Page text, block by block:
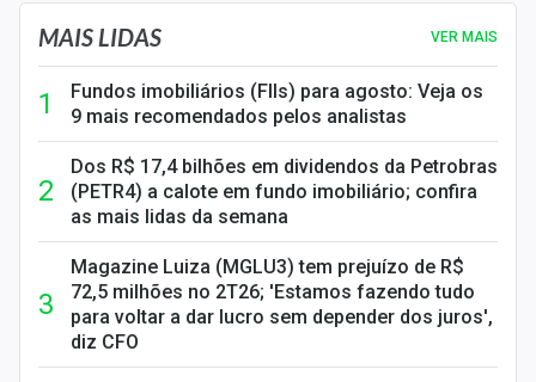
MAIS LIDAS VER MAIS
Fundos imobiliários (FIIs) para agosto: Veja os
9 mais recomendados pelos analistas
Dos R$ 17,4 bilhões em dividendos da Petrobras
(PETR4) a calote em fundo imobiliário; confira
as mais lidas da semana
Magazine Luiza (MGLU3) tem prejuízo de R$
72,5 milhões no 2T26; 'Estamos fazendo tudo
para voltar a dar lucro sem depender dos juros',
diz CFO